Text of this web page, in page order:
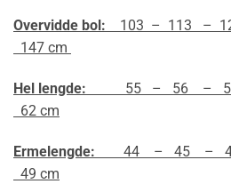
Overvidde bol: 103 – 113 –
147 cm
Hel lengde: 55 – 56 –
62 cm
Ermelengde: 44 – 45 –
49 cm